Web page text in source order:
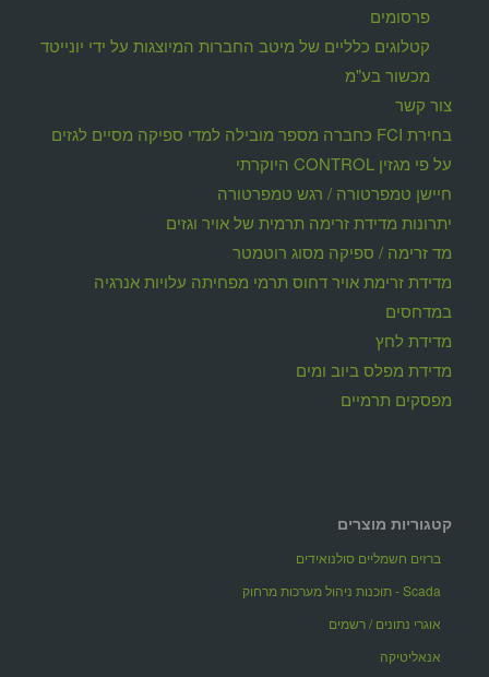
פרסומים
קטלוגים כלליים של מיטב החברות המיוצגות על ידי יונייטד
מכשור בע"מ
צור קשר
בחירת FCI כחברה מספר מובילה למדי ספיקה מסיים לגזים
על פי מגזין CONTROL היוקרתי
חיישן טמפרטורה / רגש טמפרטורה
יתרונות מדידת זרימה תרמית של אויר וגזים
מד זרימה / ספיקה מסוג רוטמטר
מדידת זרימת אויר דחוס תרמי מפחיתה עלויות אנרגיה
במדחסים
מדידת לחץ
מדידת מפלס ביוב ומים
מפסקים תרמיים
קטגוריות מוצרים
ברזים חשמליים סולנואידים
Scada - תוכנות ניהול מערכות מרחוק
אוגרי נתונים / רשמים
אנאליטיקה